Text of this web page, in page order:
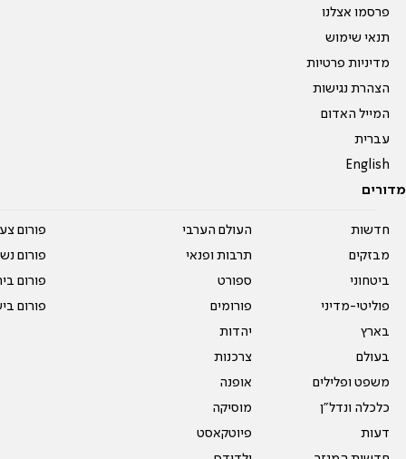
פרסמו אצלנו
תנאי שימוש
מדיניות פרטיות
הצהרת נגישות
המייל האדום
עברית
English
מדורים
חדשות
מבזקים
ביטחוני
פוליטי-מדיני
בארץ
בעולם
משפט ופלילים
כלכלה ונדל"ן
דעות
העולם הערבי
תרבות ופנאי
ספורט
פורומים
יהדות
צרכנות
אופנה
מוסיקה
פיוטקאסט
פורום
פורום
פורום
פורום